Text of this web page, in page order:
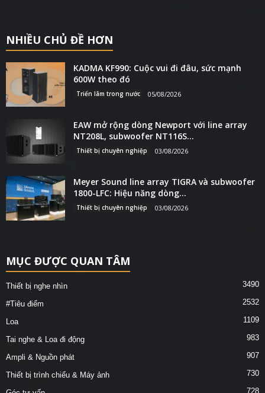
NHIỀU CHỦ ĐỀ HƠN
KADMA KF990: Cuộc vui đi đâu, sức mạnh
600W theo đó
Triển lãm trong nước 05/08/2026
EAW mở rộng dòng Newport với line array
NT208L, subwoofer NT116S...
Thiết bị chuyên nghiệp 03/08/2026
Meyer Sound line array TIGRA và subwoofer
1800-LFC: Hiệu năng dòng...
Thiết bị chuyên nghiệp 03/08/2026
MỤC ĐƯỢC QUAN TÂM
Thiết bị nghe nhìn 3490
#Tiêu điểm 2532
Loa 1109
Tai nghe & Loa đi động 983
Ampli & Nguồn phát 907
Thiết bị trình chiếu & Máy ảnh 730
728